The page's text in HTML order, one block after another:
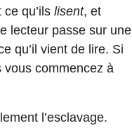
qu’ils lisent, et
lecteur passe sur une
qu’il vient de lire. Si
vous commencez à
l’esclavage.